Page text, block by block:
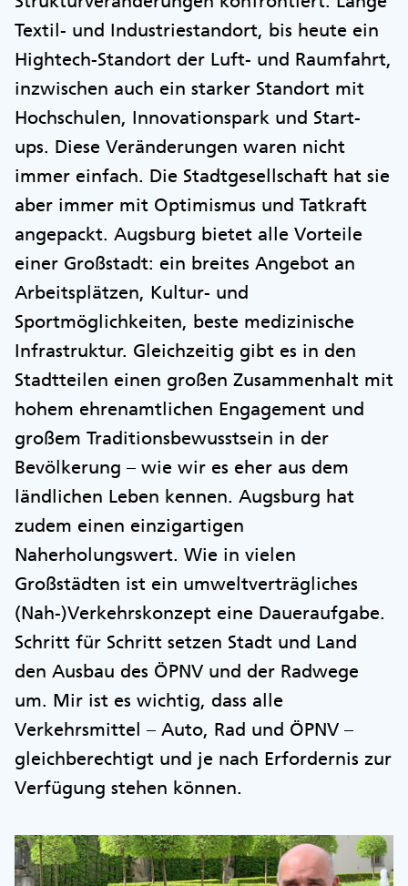
Textil- und Industriestandort, bis heute ein
Hightech-Standort der Luft- und Raumfahrt,
inzwischen auch ein starker Standort mit
Hochschulen, Innovationspark und Start-
ups. Diese Veränderungen waren nicht
immer einfach. Die Stadtgesellschaft hat sie
aber immer mit Optimismus und Tatkraft
angepackt. Augsburg bietet alle Vorteile
einer Großstadt: ein breites Angebot an
Arbeitsplätzen, Kultur- und
Sportmöglichkeiten, beste medizinische
Infrastruktur. Gleichzeitig gibt es in den
Stadtteilen einen großen Zusammenhalt mit
hohem ehrenamtlichen Engagement und
großem Traditionsbewusstsein in der
Bevölkerung – wie wir es eher aus dem
ländlichen Leben kennen. Augsburg hat
zudem einen einzigartigen
Naherholungswert. Wie in vielen
Großstädten ist ein umweltverträgliches
(Nah-)Verkehrskonzept eine Daueraufgabe.
Schritt für Schritt setzen Stadt und Land
den Ausbau des ÖPNV und der Radwege
um. Mir ist es wichtig, dass alle
Verkehrsmittel – Auto, Rad und ÖPNV –
gleichberechtigt und je nach Erfordernis zur
Verfügung stehen können.